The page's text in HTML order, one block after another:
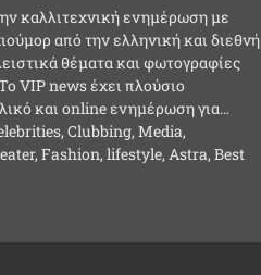
καλλιτεχνική ενημέρωση με
από την ελληνική και διεθνή
θέματα και φωτογραφίες
VIP news έχει πλούσιο
και online ενημέρωση για…
Clubbing, Media,
Fashion, lifestyle, Astra, Best